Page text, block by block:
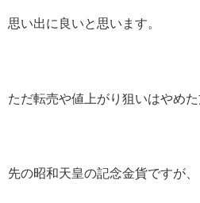
思い出に良いと思います。
ただ転売や値上がり狙いはやめ
先の昭和天皇の記念金貨ですが、